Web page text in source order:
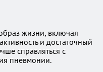
жизни, включая
и достаточный
справляться с
пневмонии.